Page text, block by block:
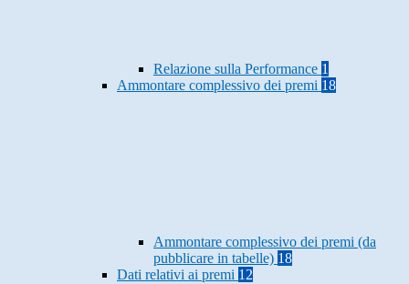
Relazione sulla Performance 1
Ammontare complessivo dei premi 18
Ammontare complessivo dei premi (da
pubblicare in tabelle) 18
Dati relativi ai premi 12